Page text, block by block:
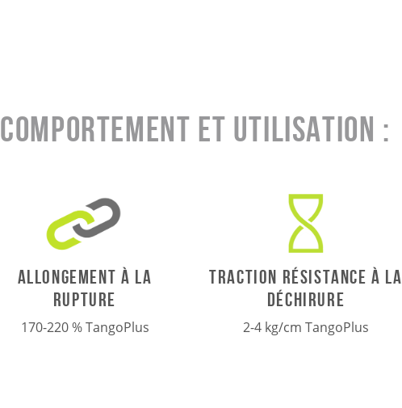
Comportement et utilisation :
allongement à la
rupture
170-220 % TangoPlus
TRACTION Résistance à la
déchirure
2-4 kg/cm TangoPlus